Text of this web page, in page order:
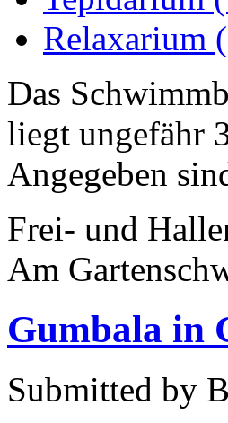
Relaxarium
Das
liegt ungefähr
Angegeben
Frei- und
Am
Gumbala in
Submitted by